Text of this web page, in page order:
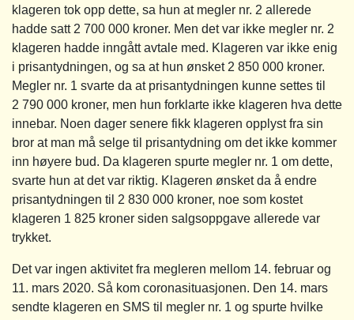
klageren tok opp dette, sa hun at megler nr. 2 allerede
hadde satt 2 700 000 kroner. Men det var ikke megler nr. 2
klageren hadde inngått avtale med. Klageren var ikke enig
i prisantydningen, og sa at hun ønsket 2 850 000 kroner.
Megler nr. 1 svarte da at prisantydningen kunne settes til
2 790 000 kroner, men hun forklarte ikke klageren hva dette
innebar. Noen dager senere fikk klageren opplyst fra sin
bror at man må selge til prisantydning om det ikke kommer
inn høyere bud. Da klageren spurte megler nr. 1 om dette,
svarte hun at det var riktig. Klageren ønsket da å endre
prisantydningen til 2 830 000 kroner, noe som kostet
klageren 1 825 kroner siden salgsoppgave allerede var
trykket.
Det var ingen aktivitet fra megleren mellom 14. februar og
11. mars 2020. Så kom coronasituasjonen. Den 14. mars
sendte klageren en SMS til megler nr. 1 og spurte hvilke